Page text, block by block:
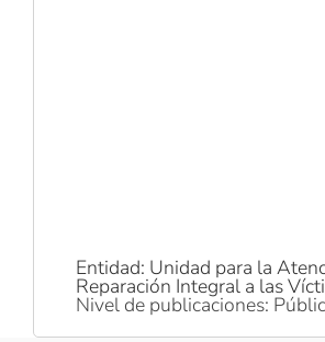
Entidad: Unidad para la
Reparación Integral a las
Nivel de publicaciones: